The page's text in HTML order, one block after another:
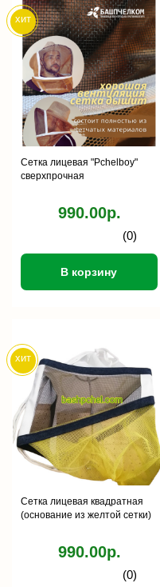
хит
Сетка лицевая "Pchelboy"
сверхпрочная
990.00р.
(0)
В корзину
хит
Сетка лицевая квадратная
(основание из желтой сетки)
990.00р.
(0)